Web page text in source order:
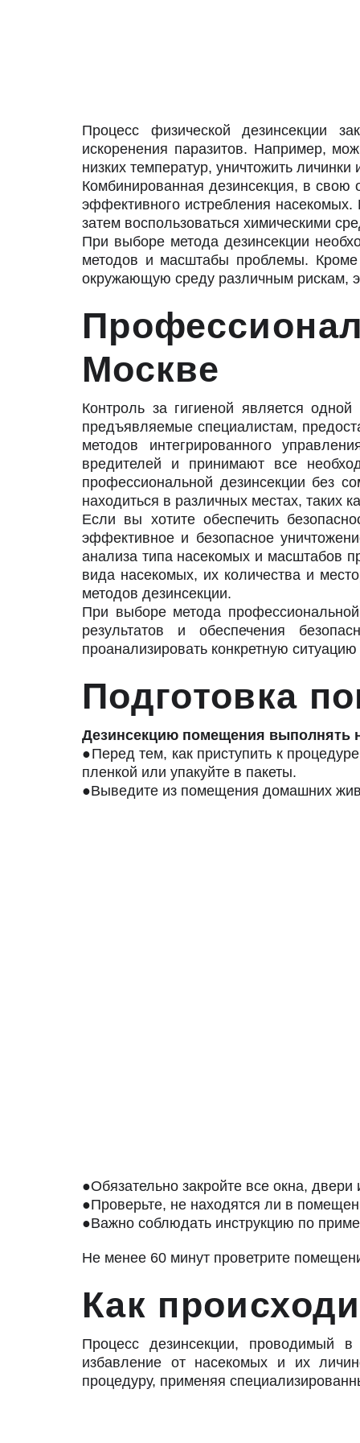
Процесс физической дезинсекции
искоренения паразитов. Например,
низких температур, уничтожить
Комбинированная дезинсекция, в свою
эффективного истребления
затем воспользоваться химическими
При выборе метода дезинсекции
методов и масштабы проблемы. Кроме
окружающую среду различным рискам,
Москве
Контроль за гигиеной является
предъявляемые специалистам,
методов интегрированного
вредителей и принимают все
профессиональной дезинсекции без
находиться в различных местах, таких
Если вы хотите обеспечить
эффективное и безопасное
анализа типа насекомых и масштабов
вида насекомых, их количества и
методов дезинсекции.
При выборе метода
результатов и обеспечения
проанализировать конкретную
Подготовка
Дезинсекцию помещения выполнять
●Перед тем, как приступить к
пленкой или упакуйте в пакеты.
●Выведите из помещения домашних
●Обязательно закройте все окна,
●Проверьте, не находятся ли в
●Важно соблюдать инструкцию по
Не менее 60 минут проветрите
Как
Процесс дезинсекции, проводимый
избавление от насекомых и их
процедуру, применяя